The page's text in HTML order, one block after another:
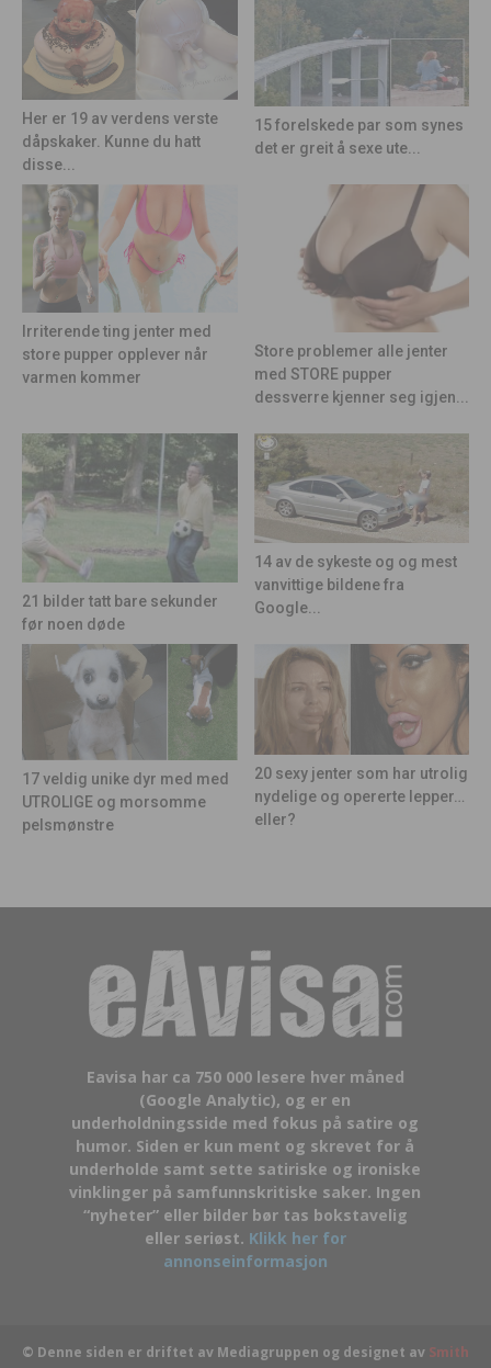
Her er 19 av verdens verste
dåpskaker. Kunne du hatt
disse...
15 forelskede par som synes
det er greit å sexe ute...
Irriterende ting jenter med
store pupper opplever når
varmen kommer
Store problemer alle jenter
med STORE pupper
dessverre kjenner seg igjen...
21 bilder tatt bare sekunder
før noen døde
14 av de sykeste og og mest
vanvittige bildene fra
Google...
17 veldig unike dyr med med
UTROLIGE og morsomme
pelsmønstre
20 sexy jenter som har utrolig
nydelige og opererte lepper…
eller?
Eavisa har ca 750 000 lesere hver måned
(Google Analytic), og er en
underholdningsside med fokus på satire og
humor. Siden er kun ment og skrevet for å
underholde samt sette satiriske og ironiske
vinklinger på samfunnskritiske saker. Ingen
“nyheter” eller bilder bør tas bokstavelig
eller seriøst. Klikk her for
annonseinformasjon
© Denne siden er driftet av Mediagruppen og designet av Smith